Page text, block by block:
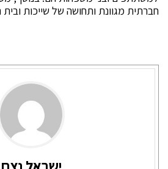
חברתית מגוונת ותחושה של שייכות